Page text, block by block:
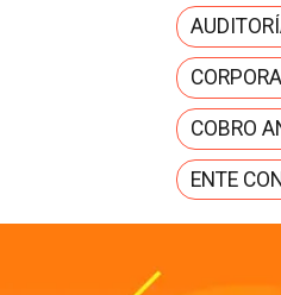
COBRO
ENTE